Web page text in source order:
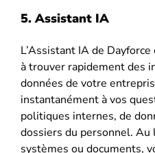
5. Assistant IA
L’Assistant IA de
à trouver rapidement des
données de votre
instantanément à vos
politiques internes, de
dossiers du personnel.
systèmes ou documents,